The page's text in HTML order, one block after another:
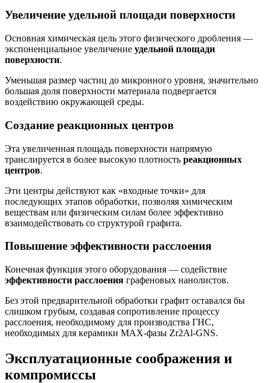
Увеличение удельной площади поверхности
Основная химическая цель этого физического дробления —
экспоненциальное увеличение удельной площади
поверхности.
Уменьшая размер частиц до микронного уровня, значительно
большая доля поверхности материала подвергается
воздействию окружающей среды.
Создание реакционных центров
Эта увеличенная площадь поверхности напрямую
транслируется в более высокую плотность реакционных
центров.
Эти центры действуют как «входные точки» для
последующих этапов обработки, позволяя химическим
веществам или физическим силам более эффективно
взаимодействовать со структурой графита.
Повышение эффективности расслоения
Конечная функция этого оборудования — содействие
эффективности расслоения графеновых нанолистов.
Без этой предварительной обработки графит оставался бы
слишком грубым, создавая сопротивление процессу
расслоения, необходимому для производства ГНС,
необходимых для керамики MAX-фазы Zr2Al-GNS.
Эксплуатационные соображения и
компромиссы